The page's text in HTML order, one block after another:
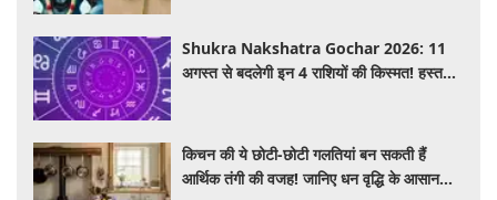
Shukra Nakshatra Gochar 2026: 11
अगस्त से बदलेगी इन 4 राशियों की किस्मत! हस्त
किचन की ये छोटी-छोटी गलतियां बन सकती हैं
आर्थिक तंगी की वजह! जानिए धन वृद्धि के आसान